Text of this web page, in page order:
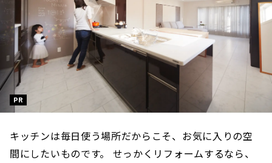
PR
キッチンは毎日使う場所だからこそ、お気に入りの空
間にしたいものです。 せっかくリフォームするなら、